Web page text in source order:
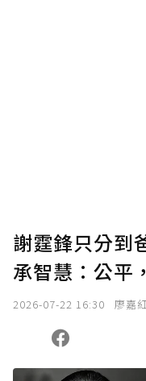
謝霆鋒只分到
承智慧：公平
2026-07-22 16:30 廖嘉